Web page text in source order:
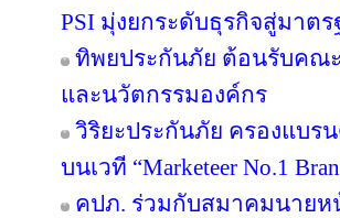
PSI มุ่งยกระดับธุรกิจสู่มาต
ทิพยประกันภัย ต้อนรับคณะ
และนวัตกรรมองค์กร
วิริยะประกันภัย ครองแบร
บนเวที “Marketeer No.1
คปภ. ร่วมกับสมาคมนายห